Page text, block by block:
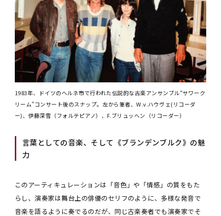
1983年、ドイツのヘルネ市で行われた伝説的な古楽アンサンブル“サワーク
リーム”コンサート後のスナップ。左から筆者、W.v.ハウヴェ(リコーダ
ー)、伊藤深雪（フォルテピアノ）、F.ブリュッヘン（リコーダー）
言葉としての音楽、そして《ブランデンブルク》の魅
力
このアーティキュレーションは「音色」や「情感」の質をもた
らし、演奏家は舞台上の俳優のセリフのように、多様な発音で
音楽を語るように奏でるのだが、同じ古楽奏者でも演奏家でそ